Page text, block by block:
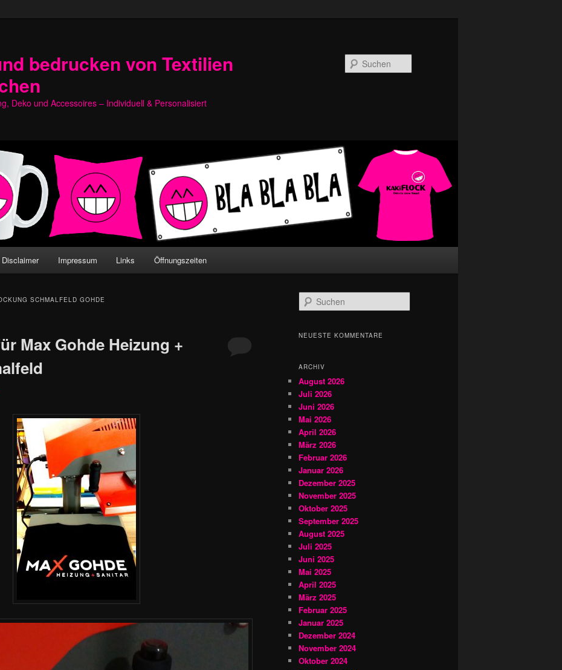
bedrucken von Textilien
Deko und Accessoires – Individuell & Personalisiert
Disclaimer Impressum Links Öffnungszeiten
SCHMALFELD GOHDE
Max Gohde Heizung +
u
h
NEUESTE KOMMENTARE
ARCHIV
August 2026
Juli 2026
Juni 2026
Mai 2026
April 2026
März 2026
Februar 2026
Januar 2026
Dezember 2025
November 2025
Oktober 2025
September 2025
August 2025
Juli 2025
Juni 2025
Mai 2025
April 2025
März 2025
Februar 2025
Januar 2025
Dezember 2024
November 2024
Oktober 2024